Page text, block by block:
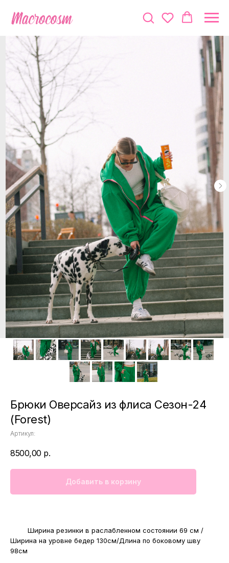
Брюки Оверсайз из флиса Сезон-24
(Forest)
Артикул:
8500,00 р.
Добавить в корзину
Ширина резинки в раслабленном состоянии 69 см /
Ширина на уровне бедер 130см/Длина по боковому шву
98см